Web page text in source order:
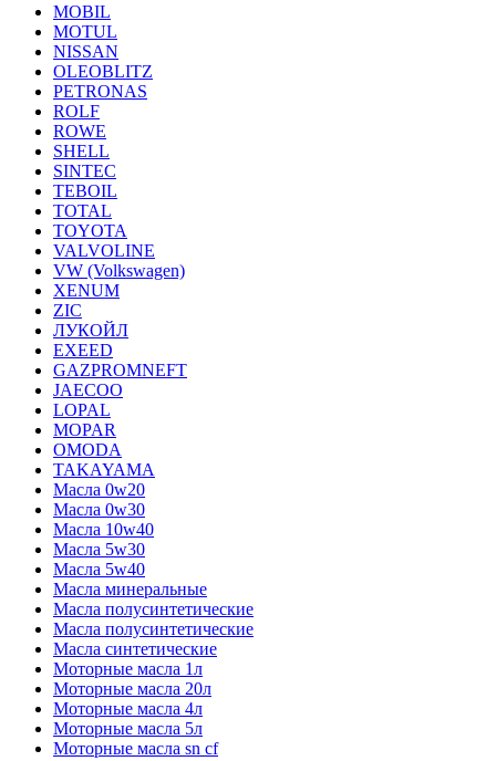
MOBIL
MOTUL
NISSAN
OLEOBLITZ
PETRONAS
ROLF
ROWE
SHELL
SINTEC
TEBOIL
TOTAL
TOYOTA
VALVOLINE
VW (Volkswagen)
XENUM
ZIC
ЛУКОЙЛ
EXEED
GAZPROMNEFT
JAECOO
LOPAL
MOPAR
OMODA
TAKAYAMA
Масла 0w20
Масла 0w30
Масла 10w40
Масла 5w30
Масла 5w40
Масла минеральные
Масла полусинтетические
Масла полусинтетические
Масла синтетические
Моторные масла 1л
Моторные масла 20л
Моторные масла 4л
Моторные масла 5л
Моторные масла sn cf